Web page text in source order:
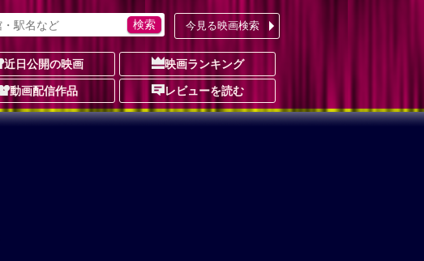
今見る映画検索
近日公開の映画 映画ランキング
動画配信作品 レビューを読む